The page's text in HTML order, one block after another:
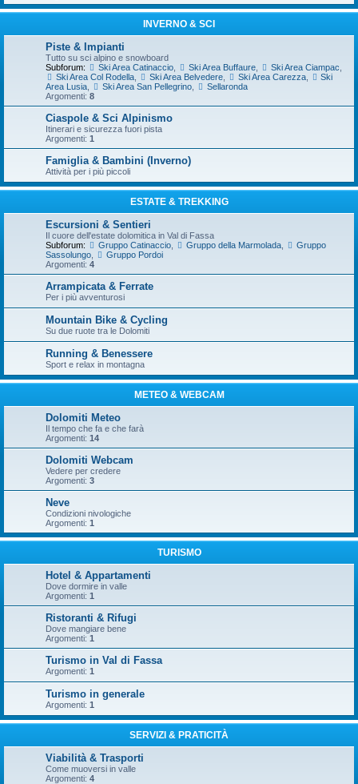
INVERNO & SCI
Piste & Impianti
Tutto su sci alpino e snowboard
Subforum:
Ski Area Catinaccio, Ski Area Buffaure, Ski Area Ciampac
Ski Area Col Rodella, Ski Area Belvedere, Ski Area Carezza,
Ski
Area Lusia
Ski Area San Pellegrino,
Sellaronda
Argomenti: 8
Ciaspole & Sci Alpinismo
Itinerari e sicurezza fuori pista
Argomenti: 1
Famiglia & Bambini (Inverno)
Attività per i più piccoli
ESTATE & TREKKING
Escursioni & Sentieri
Il cuore dell'estate dolomitica in Val di Fassa
Subforum:
Gruppo Catinaccio, Gruppo della Marmolada,
Gruppo
Sassolungo
Gruppo Pordoi
Argomenti: 4
Arrampicata & Ferrate
Per i più avventurosi
Mountain Bike & Cycling
Su due ruote tra le Dolomiti
Running & Benessere
Sport e relax in montagna
METEO & WEBCAM
Dolomiti Meteo
Il tempo che fa e che farà
Argomenti: 14
Dolomiti Webcam
Vedere per credere
Argomenti: 3
Neve
Condizioni nivologiche
Argomenti: 1
TURISMO
Hotel & Appartamenti
Dove dormire in valle
Argomenti: 1
Ristoranti & Rifugi
Dove mangiare bene
Argomenti: 1
Turismo in Val di Fassa
Argomenti: 1
Turismo in generale
Argomenti: 1
SERVIZI & PRATICITÀ
Viabilità & Trasporti
Come muoversi in valle
Argomenti: 4